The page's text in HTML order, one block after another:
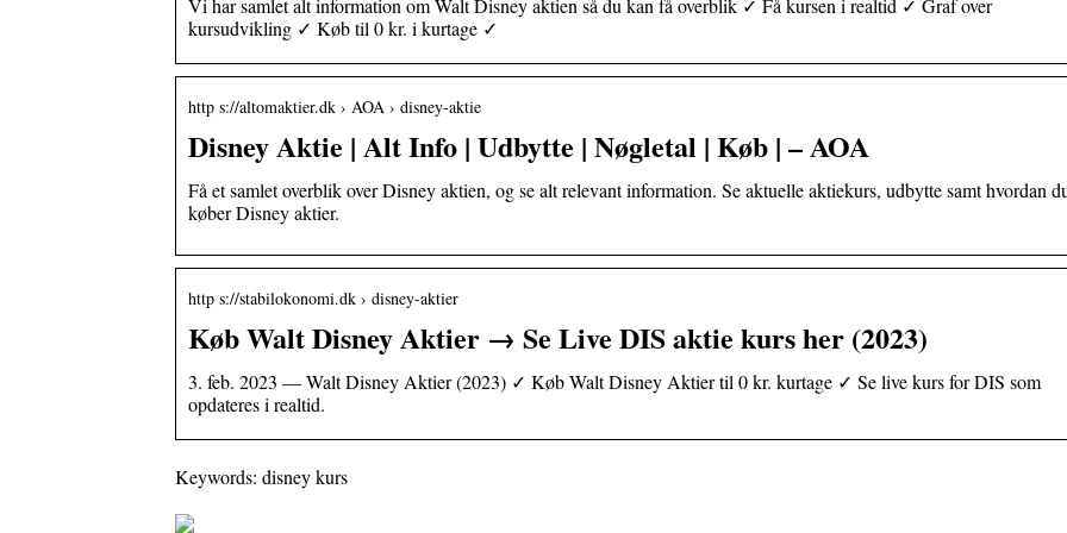
Vi har samlet alt information om Walt Disney aktien så du kan få overblik ✓ Få kursen i realtid ✓ Graf over
kursudvikling ✓ Køb til 0 kr. i kurtage ✓
http s://altomaktier.dk › AOA › disney-aktie
Disney Aktie | Alt Info | Udbytte | Nøgletal | Køb | – AOA
Få et samlet overblik over Disney aktien, og se alt relevant information. Se aktuelle aktiekurs, udbytte samt hvordan
køber Disney aktier.
http s://stabilokonomi.dk › disney-aktier
Køb Walt Disney Aktier → Se Live DIS aktie kurs her (2023)
3. feb. 2023 — Walt Disney Aktier (2023) ✓ Køb Walt Disney Aktier til 0 kr. kurtage ✓ Se live kurs for DIS som
opdateres i realtid.
Keywords: disney kurs